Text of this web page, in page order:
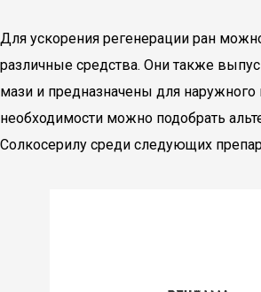
Для ускорения регенерации ран
различные средства. Они также
мази и предназначены для
необходимости можно подобрать
Солкосерилу среди следующих